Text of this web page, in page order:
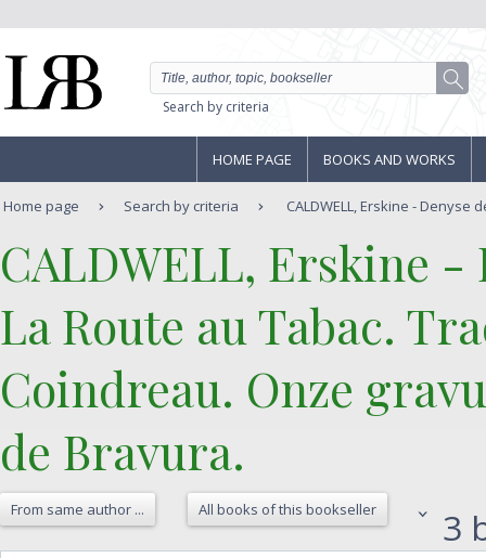
Search by criteria
HOME PAGE BOOKS AND WORKS
Home page Search by criteria CALDWELL, Erskine - Denyse
‎CALDWELL, Erskine -
‎La Route au Tabac.
Coindreau. Onze
de Bravura.‎
From same author ... All books of this bookseller 3